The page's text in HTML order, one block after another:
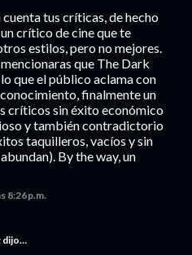
tus críticas, de hecho
crítico de cine que te
estilos, pero no mejores.
que The Dark
que el público aclama con
finalmente un
críticos sin éxito económico
y también contradictorio
taquilleros, vacíos y sin
By the way, un
8:26 p.m.
dijo…